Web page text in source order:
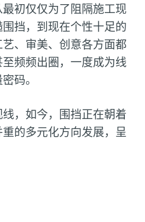
初仅仅为了阻隔施工现
挡，到现在个性十足的
、审美、创意各方面都
频频出圈，一度成为线
码。
，如今，围挡正在朝着
的多元化方向发展，呈